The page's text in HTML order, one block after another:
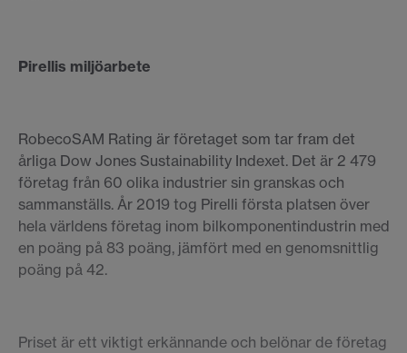
Pirellis miljöarbete
RobecoSAM Rating är företaget som tar fram det
årliga Dow Jones Sustainability Indexet. Det är 2 479
företag från 60 olika industrier sin granskas och
sammanställs. År 2019 tog Pirelli första platsen över
hela världens företag inom bilkomponentindustrin med
en poäng på 83 poäng, jämfört med en genomsnittlig
poäng på 42.
Priset är ett viktigt erkännande och belönar de företag